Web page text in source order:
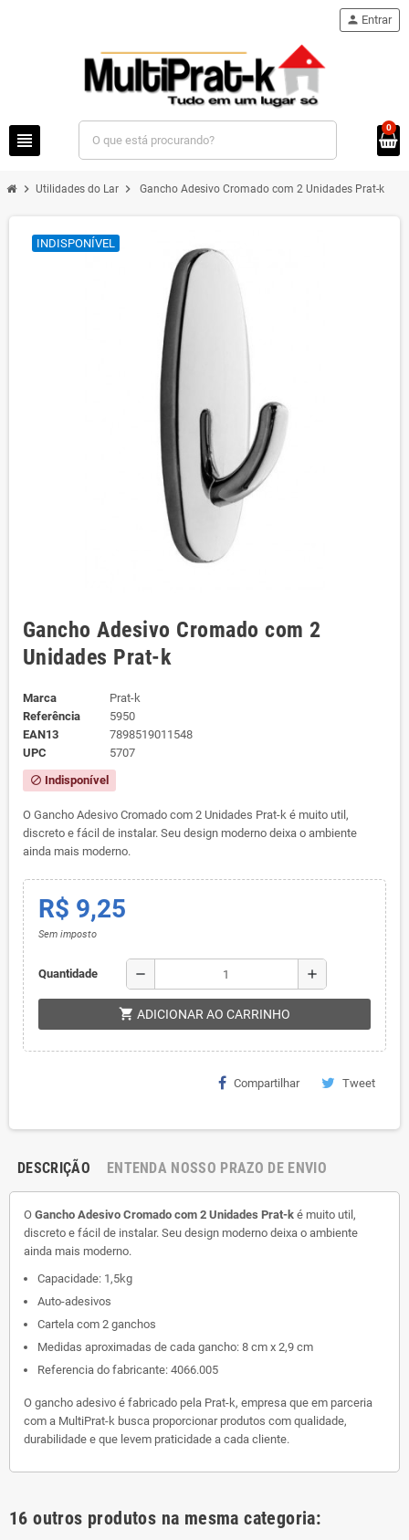
view_headline
person Entrar
0
chevron_right Utilidades do Lar chevron_right Gancho Adesivo Cromado com 2 Unidades Prat-k
INDISPONÍVEL
Gancho Adesivo Cromado com 2
Unidades Prat-k
Marca
Prat-k
Referência
5950
EAN13
7898519011548
UPC
5707
block Indisponível
O Gancho Adesivo Cromado com 2 Unidades Prat-k é muito util,
discreto e fácil de instalar. Seu design moderno deixa o ambiente
ainda mais moderno.
R$ 9,25
Sem imposto
Quantidade remove add
shopping_cart ADICIONAR AO CARRINHO
Compartilhar Tweet
DESCRIÇÃO ENTENDA NOSSO PRAZO DE ENVIO
O Gancho Adesivo Cromado com 2 Unidades Prat-k é muito util,
discreto e fácil de instalar. Seu design moderno deixa o ambiente
ainda mais moderno.
Capacidade: 1,5kg
Auto-adesivos
Cartela com 2 ganchos
Medidas aproximadas de cada gancho: 8 cm x 2,9 cm
Referencia do fabricante: 4066.005
O gancho adesivo é fabricado pela Prat-k, empresa que em parceria
com a MultiPrat-k busca proporcionar produtos com qualidade,
durabilidade e que levem praticidade a cada cliente.
16 outros produtos na mesma categoria: